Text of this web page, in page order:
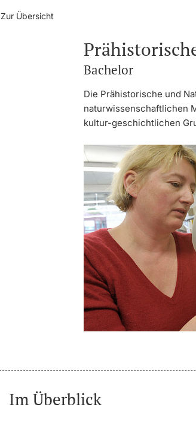
Zur Übersicht
Bachelor
Die Prähistorische und
naturwissenschaftlichen
kultur-geschichtlichen
Im Überblick